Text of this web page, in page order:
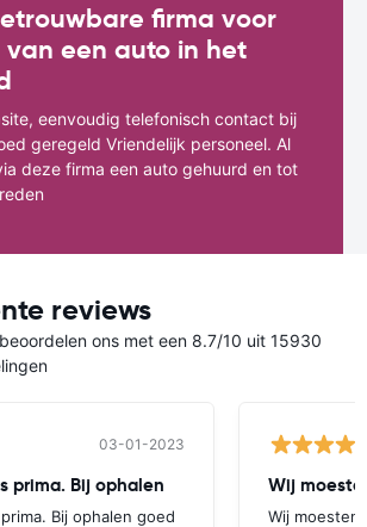
firma voor
een auto in het
eenvoudig telefonisch contact bij
geregeld Vriendelijk personeel. Al
deze firma een auto gehuurd en tot
reviews
ons met een 8.7/10 uit 15930
03-01-2023
prima. Bij ophalen
Bij ophalen goed
Wij
Wij moesten